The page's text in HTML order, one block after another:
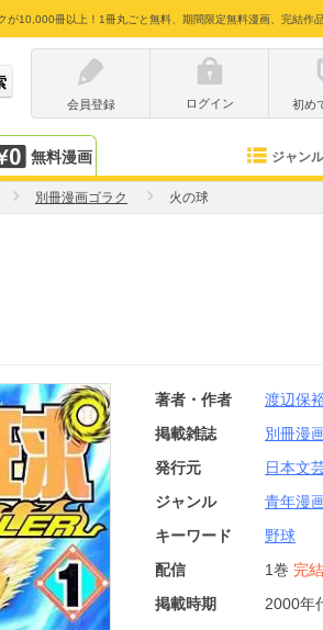
が10,000冊以上！1冊丸ごと無料、期間限定無料漫画、完結作
会員登録
ログイン 初め
無料漫画 ジャンル
別冊漫画ゴラク 火の球
著者・作者 渡辺保
掲載雑誌
別冊漫
発行元
日本文
ジャンル
青年漫
キーワード
野球
配信
1巻 完結
掲載時期
2000年